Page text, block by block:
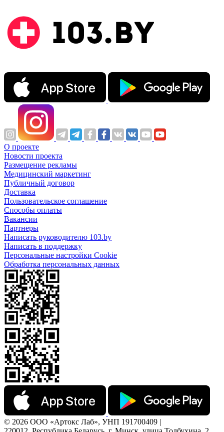
О проекте
Новости проекта
Размещение рекламы
Медицинский маркетинг
Публичный договор
Доставка
Пользовательское соглашение
Способы оплаты
Вакансии
Партнеры
Написать руководителю 103.by
Написать в поддержку
Персональные настройки Cookie
Обработка персональных данных
© 2026 ООО «Артокс Лаб», УНП 191700409 |